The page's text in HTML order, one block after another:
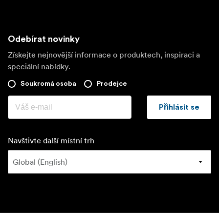
Odebírat novinky
Získejte nejnovější informace o produktech, inspiraci a
speciální nabídky.
Soukromá osoba Prodejce
Přihlásit se
Navštivte další místní trh